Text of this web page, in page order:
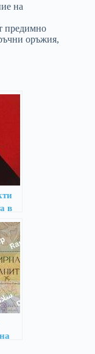
на
предимно
оръжия,
в